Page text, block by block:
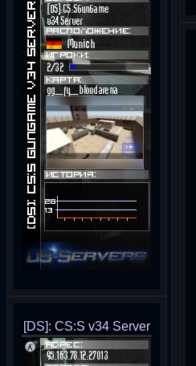
[DS]: CS:S v34 Server